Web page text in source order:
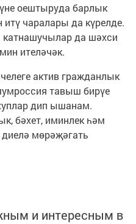
оештыруда барлык
чаралары да күрелде.
катнашучылар да шәхси
ителәчәк.
актив гражданлык
тавыш бирүе
дип ышанам.
бәхет, иминлек һәм
диелә мөрәҗәгать
и интересным в